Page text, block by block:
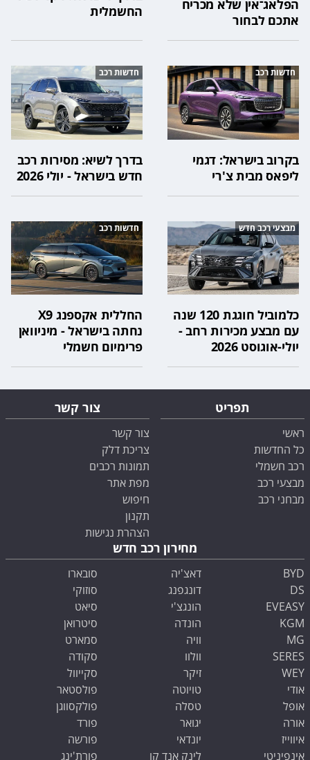
הפלאג־אין שלא מכריח
אתכם לבחור
החשמלית
חדשות רכב
בקרוב בישראל: דגמי
ליפאס מבית צ'רי
חדשות רכב
בדרך לשיא: מסירות רכב
חדש בישראל - יולי 2026
מבצעי רכב חדש
כלמוביל חוגגת 120 שנה
עם מבצע מכירות רחב -
יולי-אוגוסט 2026
חדשות רכב
החללית אקספנג X9
נחתה בישראל - מיניוואן
פרימיום חשמלי
תפריט
ראשי
כל החדשות
רכב חשמלי
מבצעי רכב
מבחני רכב
צור קשר
צור קשר
צריכת דלק
תמונות רכבים
מפת אתר
חיפוש
תקנון
הצהרת נגישות
מחירון רכב חדש
BYD
DS
EVEASY
KGM
MG
SERES
WEY
אודי
אופל
אורה
איווייז
אינפיניטי
דאצ'יה
דונגפנג
הונגצ'י
הונדה
וויה
וולוו
זיקר
טויוטה
טסלה
יגואר
יונדאי
לינק אנד קו
סובארו
סוזוקי
סיאט
סיטרואן
סמארט
סקודה
סקייוול
פולסטאר
פולקסווגן
פורד
פורשה
פורת'ינג